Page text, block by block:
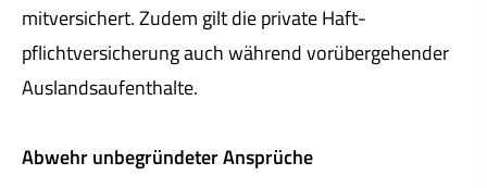
mitversichert. Zudem gilt die private Haft­
pflichtversicherung auch während vorübergehender
Auslandsaufenthalte.
Abwehr unbegründeter Ansprüche